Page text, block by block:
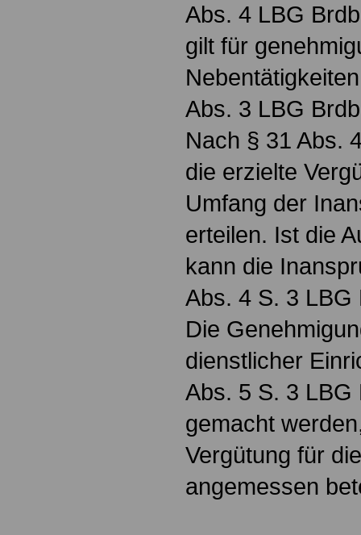
Abs. 4 LBG
gilt für
Abs. 3 LBG
Nach § 31 Abs.
die erzielte
Umfang der
erteilen. Ist die
kann die
Abs. 4 S. 3
Die
dienstlicher
Abs. 5 S. 3 LBG
gemacht
Vergütung für
angemessen